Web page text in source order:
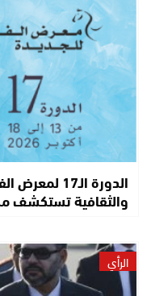
الدورة
والثقافية تستكشف
الرأي